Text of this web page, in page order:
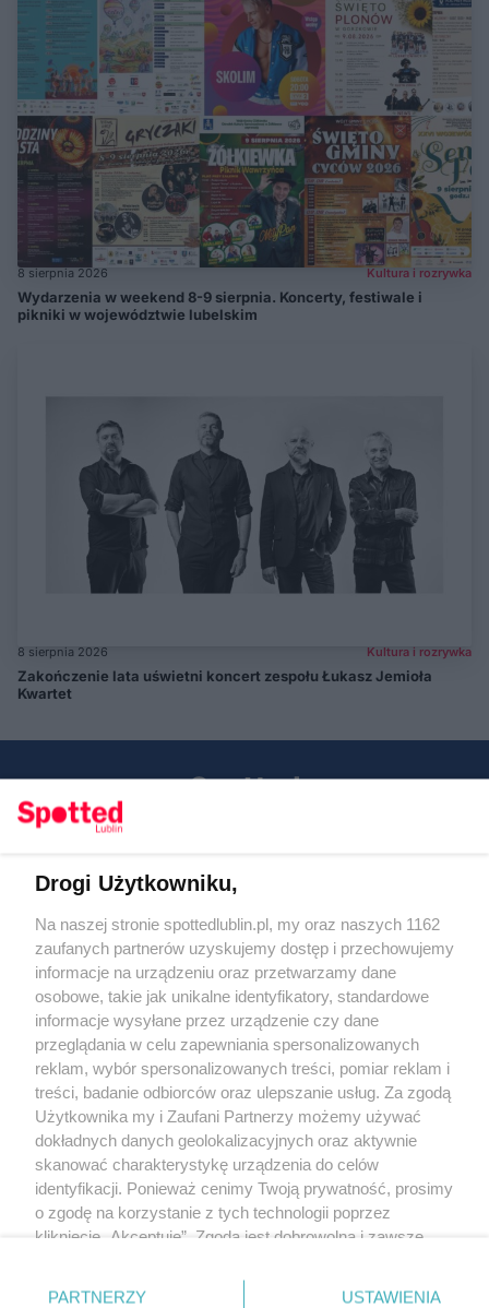
8 sierpnia 2026 Kultura i rozrywka
Wydarzenia w weekend 8-9 sierpnia. Koncerty, festiwale i
pikniki w województwie lubelskim
8 sierpnia 2026 Kultura i rozrywka
Zakończenie lata uświetni koncert zespołu Łukasz Jemioła
Kwartet
KATEGORIE
OGŁOSZENIA
WYDARZENIA
NA SKRÓTY
Regulamin
Polityka prywatności
RODO
Warunki korzystania z treści
Drogi Użytkowniku,
Na naszej stronie spottedlublin.pl, my oraz naszych 1162
zaufanych partnerów uzyskujemy dostęp i przechowujemy
informacje na urządzeniu oraz przetwarzamy dane
osobowe, takie jak unikalne identyfikatory, standardowe
informacje wysyłane przez urządzenie czy dane
przeglądania w celu zapewniania spersonalizowanych
reklam, wybór spersonalizowanych treści, pomiar reklam i
treści, badanie odbiorców oraz ulepszanie usług. Za zgodą
Użytkownika my i Zaufani Partnerzy możemy używać
dokładnych danych geolokalizacyjnych oraz aktywnie
skanować charakterystykę urządzenia do celów
identyfikacji. Ponieważ cenimy Twoją prywatność, prosimy
o zgodę na korzystanie z tych technologii poprzez
kliknięcie „Akceptuję”. Zgoda jest dobrowolna i zawsze
prywatności znajdujący się w lewym dolnym rogu strony
PARTNERZY USTAWIENIA